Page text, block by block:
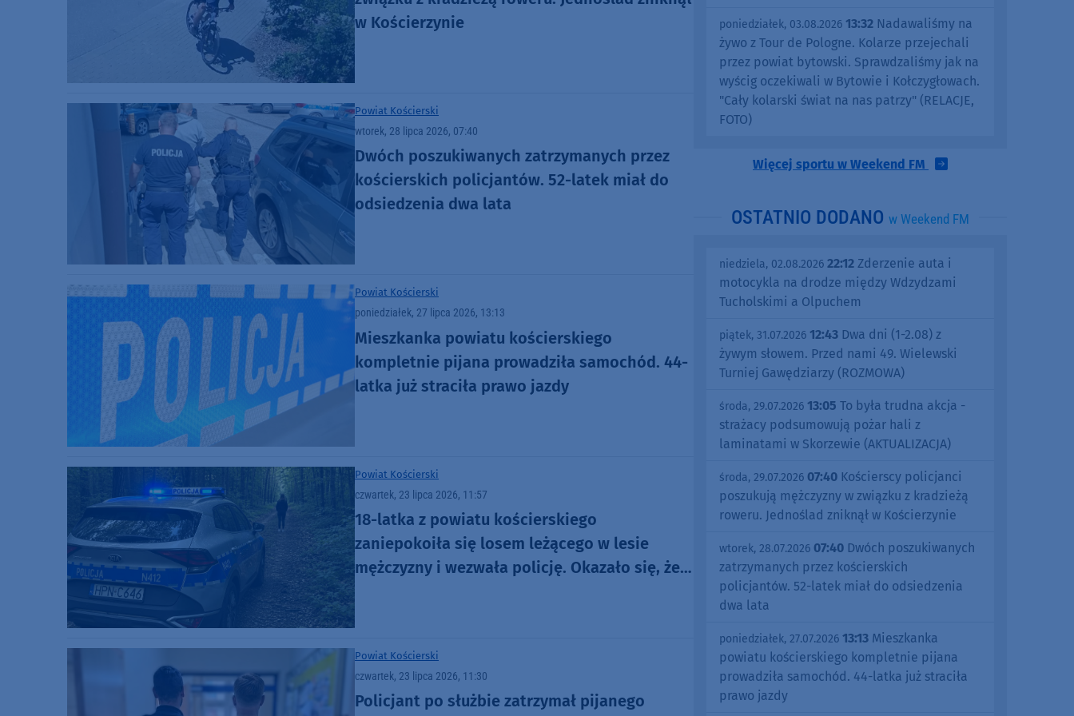
w Kościerzynie
Powiat Kościerski
wtorek, 28 lipca 2026, 07:40
Dwóch poszukiwanych zatrzymanych przez
kościerskich policjantów. 52-latek miał do
odsiedzenia dwa lata
Powiat Kościerski
poniedziałek, 27 lipca 2026, 13:13
Mieszkanka powiatu kościerskiego
kompletnie pijana prowadziła samochód. 44-
latka już straciła prawo jazdy
Powiat Kościerski
czwartek, 23 lipca 2026, 11:57
18-latka z powiatu kościerskiego
zaniepokoiła się losem leżącego w lesie
mężczyzny i wezwała policję. Okazało się, że
Powiat Kościerski
czwartek, 23 lipca 2026, 11:30
Policjant po służbie zatrzymał pijanego
poniedziałek, 03.08.2026 13:32 Nadawaliśmy na
żywo z Tour de Pologne. Kolarze przejechali
przez powiat bytowski. Sprawdzaliśmy jak na
wyścig oczekiwali w Bytowie i Kołczygłowach.
"Cały kolarski świat na nas patrzy" (RELACJE,
FOTO)
Więcej sportu w Weekend FM
OSTATNIO DODANO w Weekend FM
niedziela, 02.08.2026 22:12 Zderzenie auta i
motocykla na drodze między Wdzydzami
Tucholskimi a Olpuchem
piątek, 31.07.2026 12:43 Dwa dni (1-2.08) z
żywym słowem. Przed nami 49. Wielewski
Turniej Gawędziarzy (ROZMOWA)
środa, 29.07.2026 13:05 To była trudna akcja -
strażacy podsumowują pożar hali z
laminatami w Skorzewie (AKTUALIZACJA)
środa, 29.07.2026 07:40 Kościerscy policjanci
poszukują mężczyzny w związku z kradzieżą
roweru. Jednoślad zniknął w Kościerzynie
wtorek, 28.07.2026 07:40 Dwóch poszukiwanych
zatrzymanych przez kościerskich
policjantów. 52-latek miał do odsiedzenia
dwa lata
poniedziałek, 27.07.2026 13:13 Mieszkanka
powiatu kościerskiego kompletnie pijana
prowadziła samochód. 44-latka już straciła
prawo jazdy